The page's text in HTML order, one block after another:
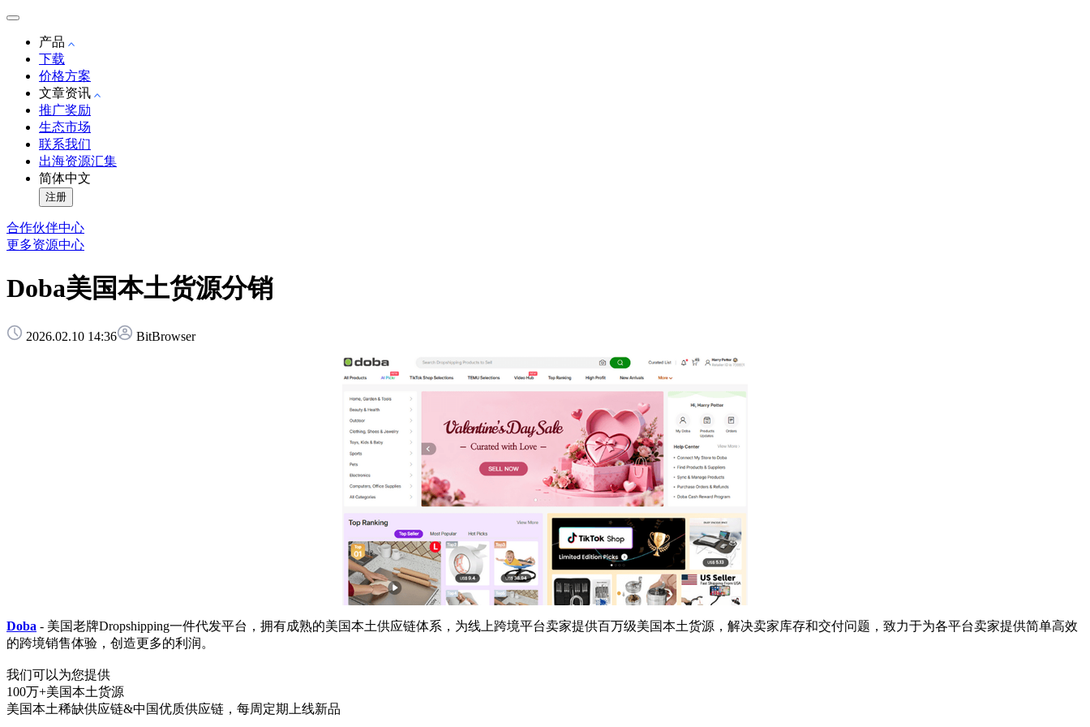
产品
下载
价格方案
文章资讯
推广奖励
生态市场
联系我们
出海资源汇集
简体中文
注册
合作伙伴中心
更多资源中心
Doba美国本土货源分销
2026.02.10 14:36 BitBrowser
Doba - 美国老牌Dropshipping一件代发平台，拥有成熟的美国本土供应链体系，为线上跨境平台卖家提供百万级美国本土货源，解决卖家库存和交付问题，致力于为各平台卖家提供简单高效
的跨境销售体验，创造更多的利润。
我们可以为您提供
100万+美国本土货源
美国本土稀缺供应链&中国优质供应链，每周定期上线新品